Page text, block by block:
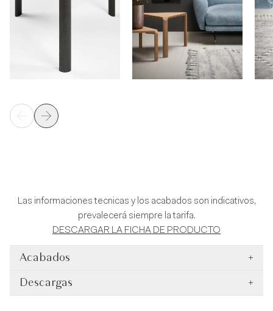
Las informaciones tecnicas y los acabados son indicativos,
prevalecerá siempre la tarifa.
DESCARGAR LA FICHA DE PRODUCTO
Acabados +
Descargas +